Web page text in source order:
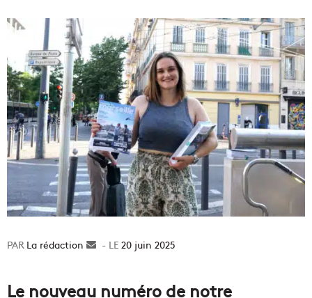
La rédaction
Envoyer20 juin 2025
Le nouveau numéro de notre